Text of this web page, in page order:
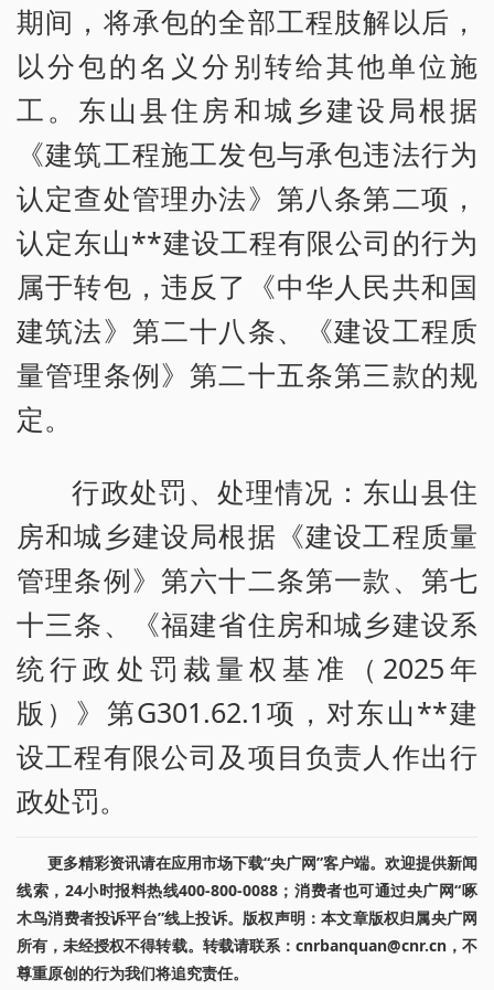
期间，将承包的全部工程肢解以后，
以分包的名义分别转给其他单位施
工。东山县住房和城乡建设局根据
《建筑工程施工发包与承包违法行为
认定查处管理办法》第八条第二项，
认定东山**建设工程有限公司的行为
属于转包，违反了《中华人民共和国
建筑法》第二十八条、《建设工程质
量管理条例》第二十五条第三款的规
定。
行政处罚、处理情况：东山县住
房和城乡建设局根据《建设工程质量
管理条例》第六十二条第一款、第七
十三条、《福建省住房和城乡建设系
统行政处罚裁量权基准（2025年
版）》第G301.62.1项，对东山**建
设工程有限公司及项目负责人作出行
政处罚。
更多精彩资讯请在应用市场下载“央广网”客户端。欢迎提供新闻
线索，24小时报料热线400-800-0088；消费者也可通过央广网“啄
木鸟消费者投诉平台”线上投诉。版权声明：本文章版权归属央广网
所有，未经授权不得转载。转载请联系：cnrbanquan@cnr.cn，不
尊重原创的行为我们将追究责任。